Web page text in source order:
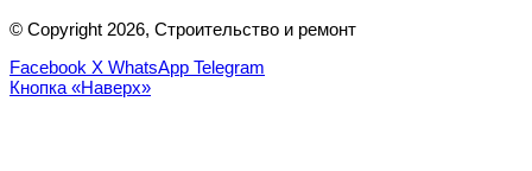
© Copyright 2026, Строительство и ремонт
Facebook X WhatsApp Telegram
Кнопка «Наверх»